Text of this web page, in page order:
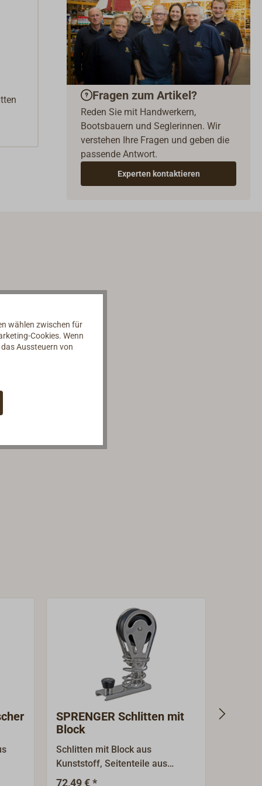
Fragen zum Artikel?
Reden Sie mit Handwerkern,
Bootsbauern und Seglerinnen. Wir
verstehen Ihre Fragen und geben die
passende Antwort.
Experten kontaktieren
SPRENGER Schlitten mit
Block
Schlitten mit Block aus
Kunststoff, Seitenteile aus
rostfreiem Edelstahl für Schoten
72,49 € *
wählen zwischen für
Cookies. Wenn
Aussteuern von